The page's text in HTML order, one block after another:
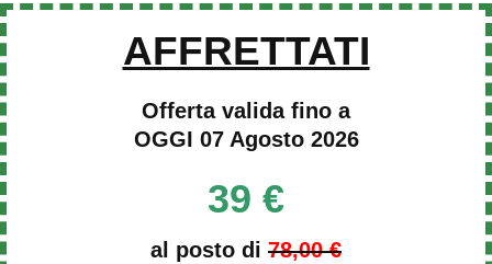
AFFRETTATI
Offerta valida fino a
OGGI 07 Agosto 2026
39 €
al posto di 78,00 €